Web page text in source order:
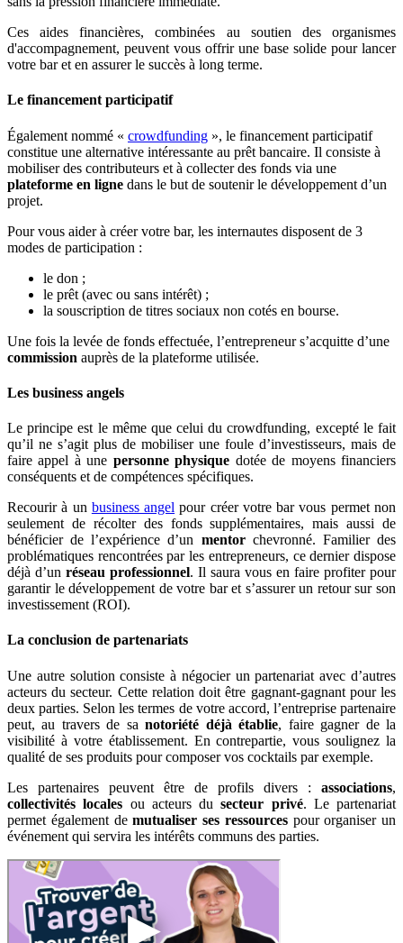
Ces aides financières, combinées au soutien des organismes
d'accompagnement, peuvent vous offrir une base solide pour lancer
votre bar et en assurer le succès à long terme.
Le financement participatif
Également nommé « crowdfunding », le financement participatif
constitue une alternative intéressante au prêt bancaire. Il consiste à
mobiliser des contributeurs et à collecter des fonds via une
plateforme en ligne dans le but de soutenir le développement d’un
projet.
Pour vous aider à créer votre bar, les internautes disposent de 3
modes de participation :
le don ;
le prêt (avec ou sans intérêt) ;
la souscription de titres sociaux non cotés en bourse.
Une fois la levée de fonds effectuée, l’entrepreneur s’acquitte d’une
commission auprès de la plateforme utilisée.
Les business angels
Le principe est le même que celui du crowdfunding, excepté le fait
qu’il ne s’agit plus de mobiliser une foule d’investisseurs, mais de
faire appel à une personne physique dotée de moyens financiers
conséquents et de compétences spécifiques.
Recourir à un business angel pour créer votre bar vous permet non
seulement de récolter des fonds supplémentaires, mais aussi de
bénéficier de l’expérience d’un mentorchevronné. Familier des
problématiques rencontrées par les entrepreneurs, ce dernier dispose
déjà d’un réseau professionnel. Il saura vous en faire profiter pour
garantir le développement de votre bar et s’assurer un retour sur son
investissement (ROI).
La conclusion de partenariats
Une autre solution consiste à négocier un partenariat avec d’autres
acteurs du secteur. Cette relation doit être gagnant-gagnant pour les
deux parties. Selon les termes de votre accord, l’entreprise partenaire
peut, au travers de sanotoriété déjà établie, faire gagner de la
visibilité à votre établissement. En contrepartie, vous soulignez la
qualité de ses produits pour composer vos cocktails par exemple.
Les partenaires peuvent être de profils divers : associations,
collectivités locales ou acteurs dusecteur privé. Le partenariat
permet également demutualiser ses ressourcespour organiser un
événement qui servira les intérêts communs des parties.